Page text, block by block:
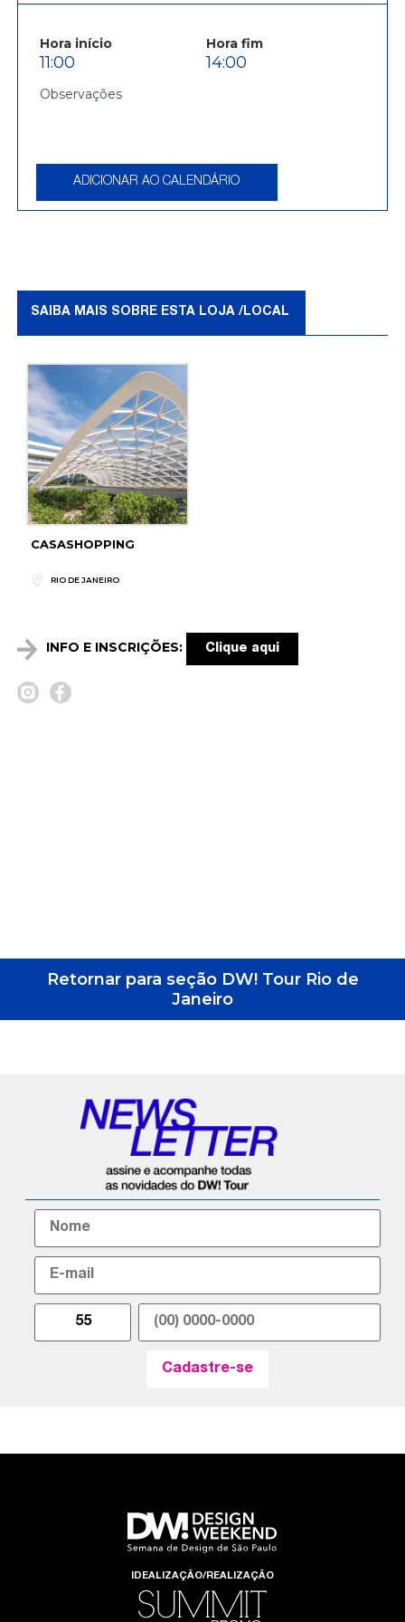
Hora início Hora fim
11:00 14:00
ADICIONAR AO CALENDÁRIO
SAIBA MAIS SOBRE ESTA LOJA /LOCAL
CASASHOPPING
RIO DE JANEIRO
INFO E INSCRIÇÕES: Clique aqui
Retornar para seção DW! Tour Rio de
Janeiro
IDEALIZAÇÃO/REALIZAÇÃO